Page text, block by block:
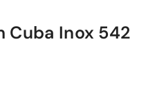
Cuba Inox 542